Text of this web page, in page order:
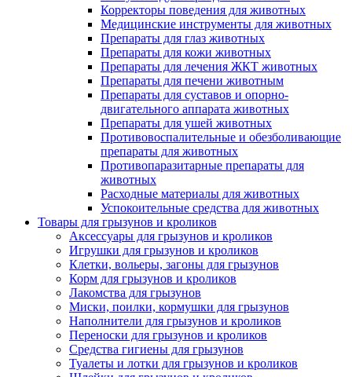
Корректоры поведения для животных
Медицинские инструменты для животных
Препараты для глаз животных
Препараты для кожи животных
Препараты для лечения ЖКТ животных
Препараты для печени животным
Препараты для суставов и опорно-
двигательного аппарата животных
Препараты для ушей животных
Противовоспалительные и обезболивающие
препараты для животных
Противопаразитарные препараты для
животных
Расходные материалы для животных
Успокоительные средства для животных
Товары для грызунов и кроликов
Аксессуары для грызунов и кроликов
Игрушки для грызунов и кроликов
Клетки, вольеры, загоны для грызунов
Корм для грызунов и кроликов
Лакомства для грызунов
Миски, поилки, кормушки для грызунов
Наполнители для грызунов и кроликов
Переноски для грызунов и кроликов
Средства гигиены для грызунов
Туалеты и лотки для грызунов и кроликов